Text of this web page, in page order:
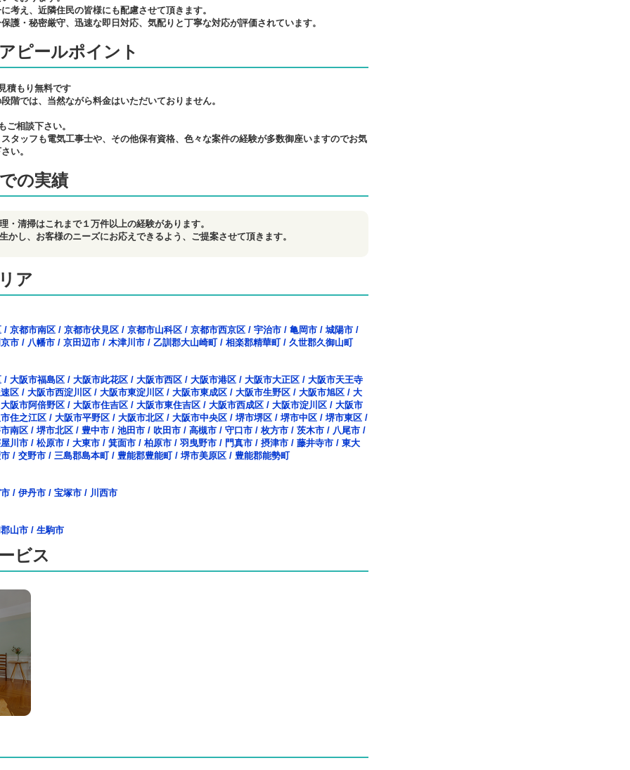
考え、近隣住民の皆様にも配慮させて頂きます。
護・秘密厳守、迅速な即日対応、気配りと丁寧な対応が評価されています。
ピールポイント
積もり無料です
階では、当然ながら料金はいただいておりません。
ご相談下さい。
タッフも電気工事士や、その他保有資格、色々な案件の経験が多数御座いますのでお気
い。
の実績
・清掃はこれまで１万件以上の経験があります。
かし、お客様のニーズにお応えできるよう、ご提案させて頂きます。
ア
/ 京都市南区 / 京都市伏見区 / 京都市山科区 / 京都市西京区 / 宇治市 / 亀岡市 / 城陽市 /
市 / 八幡市 / 京田辺市 / 木津川市 / 乙訓郡大山崎町/ 相楽郡精華町/ 久世郡久御山町
/ 大阪市福島区 / 大阪市此花区 / 大阪市西区 / 大阪市港区 / 大阪市大正区 / 大阪市天王寺
区 / 大阪市西淀川区 / 大阪市東淀川区 / 大阪市東成区 / 大阪市生野区 / 大阪市旭区 / 大
大阪市阿倍野区 / 大阪市住吉区 / 大阪市東住吉区 / 大阪市西成区 / 大阪市淀川区 / 大阪市
住之江区 / 大阪市平野区 / 大阪市北区 / 大阪市中央区 / 堺市堺区 / 堺市中区 / 堺市東区 /
南区 / 堺市北区 / 豊中市 / 池田市 / 吹田市 / 高槻市 / 守口市 / 枚方市 / 茨木市 / 八尾市 /
川市 / 松原市 / 大東市 / 箕面市 / 柏原市 / 羽曳野市 / 門真市 / 摂津市 / 藤井寺市 / 東大
/ 交野市 / 三島郡島本町/ 豊能郡豊能町/ 堺市美原区 / 豊能郡能勢町
/ 伊丹市 / 宝塚市 / 川西市
山市 / 生駒市
ビス